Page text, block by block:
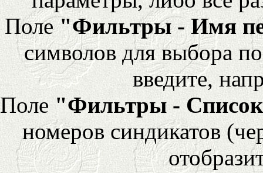
Поле"Фильтры - Имя
символов для выбора
введите,
Поле "Фильтры -
номеров синдикатов